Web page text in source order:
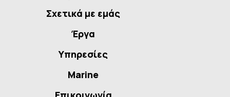
Σχετικά με εμάς
Έργα
Υπηρεσίες
Marine